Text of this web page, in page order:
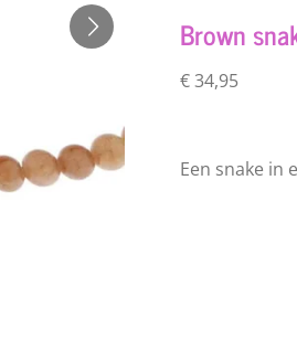
Brown
€ 34,95
Een snake in